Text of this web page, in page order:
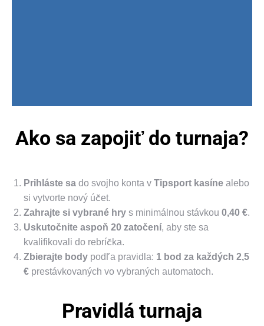
Ako sa zapojiť do turnaja?
Prihláste sa do svojho konta v Tipsport kasíne alebo
si vytvorte nový účet.
Zahrajte si vybrané hry s minimálnou stávkou 0,40 €.
Uskutočnite aspoň 20 zatočení, aby ste sa
kvalifikovali do rebríčka.
Zbierajte body podľa pravidla: 1 bod za každých 2,5
€ prestávkovaných vo vybraných automatoch.
Pravidlá turnaja